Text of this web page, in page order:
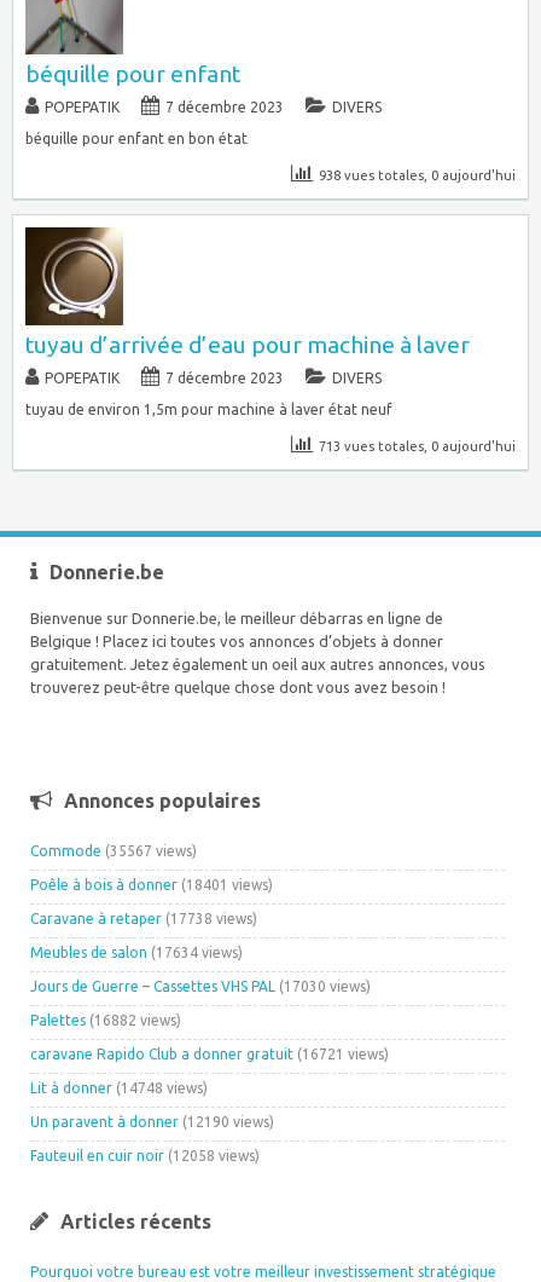
béquille pour enfant
POPEPATIK 7 décembre 2023
DIVERS
béquille pour enfant en bon état
938 vues totales, 0 aujourd'hui
tuyau d’arrivée d’eau pour machine à laver
POPEPATIK 7 décembre 2023
DIVERS
tuyau de environ 1,5m pour machine à laver état neuf
713 vues totales, 0 aujourd'hui
Donnerie.be
Bienvenue sur Donnerie.be, le meilleur débarras en ligne de
Belgique ! Placez ici toutes vos annonces d’objets à donner
gratuitement. Jetez également un oeil aux autres annonces, vous
trouverez peut-être quelque chose dont vous avez besoin !
Annonces populaires
Commode (35567 views)
Poêle à bois à donner (18401 views)
Caravane à retaper (17738 views)
Meubles de salon (17634 views)
Jours de Guerre – Cassettes VHS PAL (17030 views)
Palettes (16882 views)
caravane Rapido Club a donner gratuit (16721 views)
Lit à donner (14748 views)
Un paravent à donner (12190 views)
Fauteuil en cuir noir (12058 views)
Articles récents
Pourquoi votre bureau est votre meilleur investissement stratégique